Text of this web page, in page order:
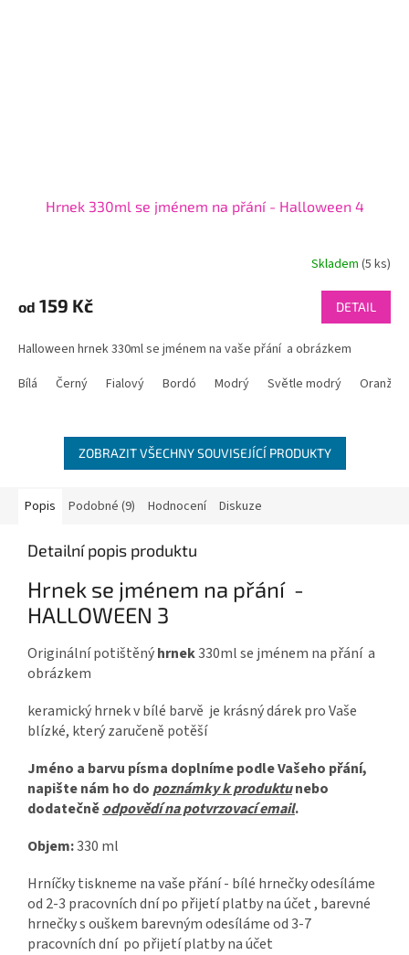
Hrnek 330ml se jménem na přání - Halloween 4
Skladem (5 ks)
od 159 Kč DETAIL
Halloween hrnek 330ml se jménem na vaše přání a obrázkem
Bílá
Černý Fialový Bordó Modrý Světle modrý
ZOBRAZIT VŠECHNY SOUVISEJÍCÍ PRODUKTY
Popis Podobné (9) Hodnocení Diskuze
Detailní popis produktu
Hrnek se jménem na přání -
HALLOWEEN 3
Originální potištěnýhrnek330ml se jménem na přání a
obrázkem
keramický hrnek v bílé barvě je krásný dárek pro Vaše
blízké, který zaručeně potěší
Jméno a barvu písma doplníme podle Vašeho přání,
napište nám ho do poznámky k produktunebo
dodatečněodpovědí na potvrzovací email.
Objem:330 ml
Hrníčky tiskneme na vaše přání - bílé hrnečky odesíláme
od 2-3 pracovních dní po přijetí platby na účet , barevné
hrnečky s ouškem barevným odesíláme od 3-7
pracovních dní po přijetí platby na účet